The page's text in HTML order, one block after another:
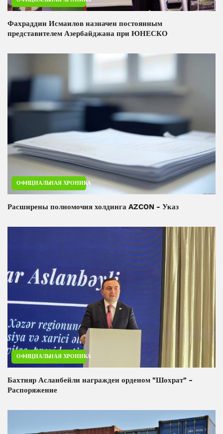
Фахраддин Исмаилов назначен постоянным
представителем Азербайджана при ЮНЕСКО
ОФИЦИАЛЬНАЯ ХРОНИКА
Расширены полномочия холдинга AZCON - Указ
ОФИЦИАЛЬНАЯ ХРОНИКА
Бахтияр Асланбейли награжден орденом "Шохрат" -
Распоряжение